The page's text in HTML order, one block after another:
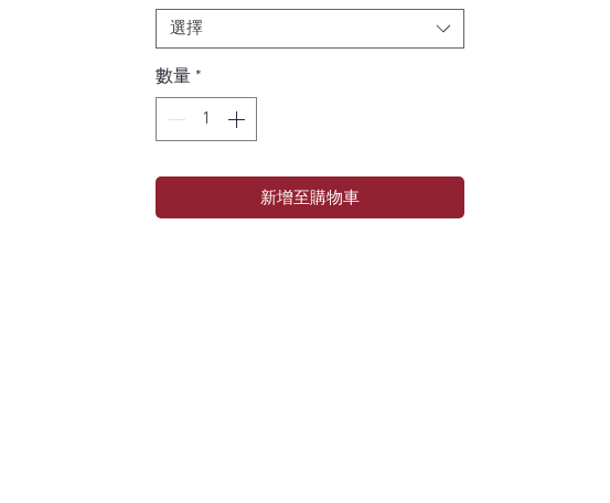
選擇
數量 *
新增至購物車